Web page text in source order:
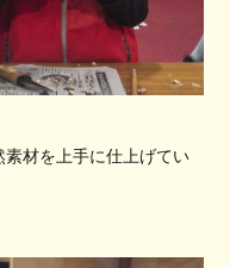
材を上手に仕上げてい